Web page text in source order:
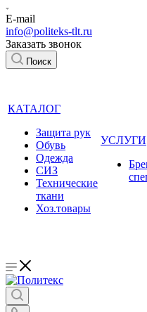
E-mail
info@politeks-tlt.ru
Заказать звонок
Поиск
КАТАЛОГ
Защита рук
Обувь
Одежда
СИЗ
Технические
ткани
Хоз.товары
УСЛУГИ